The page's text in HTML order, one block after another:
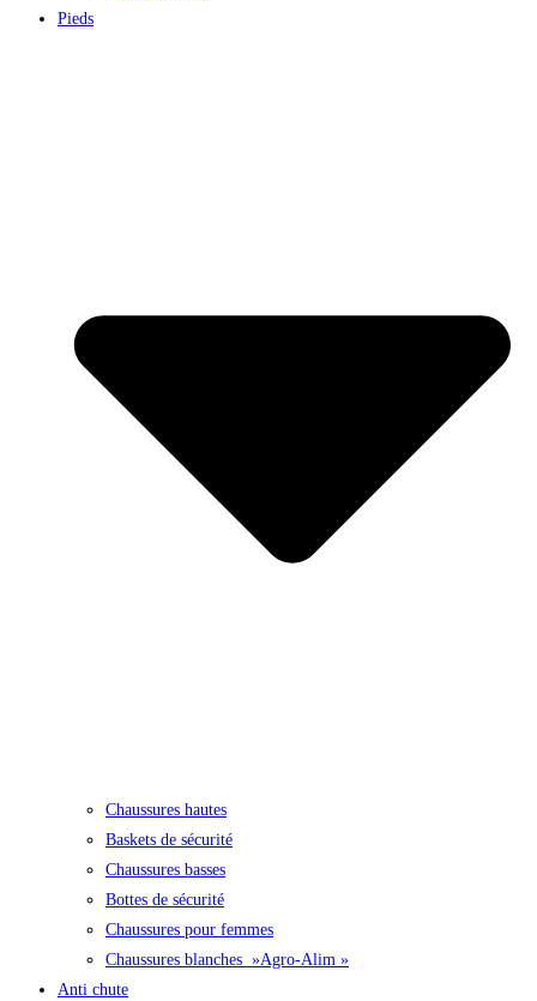
Pieds
Chaussures hautes
Baskets de sécurité
Chaussures basses
Bottes de sécurité
Chaussures pour femmes
Chaussures blanches »Agro-Alim »
Anti chute